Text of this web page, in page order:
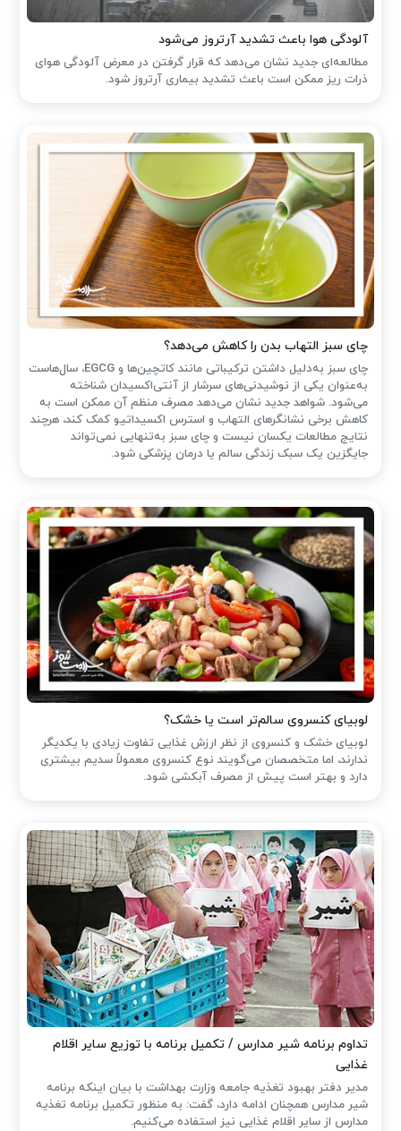
آلودگی هوا باعث تشدید آرتروز می‌شود
مطالعه‌ای جدید نشان می‌دهد که قرار گرفتن در معرض آلودگی هوای
ذرات ریز ممکن است باعث تشدید بیماری آرتروز شود.
چای سبز التهاب بدن را کاهش می‌دهد؟
چای سبز به‌دلیل داشتن ترکیباتی مانند کاتچین‌ها و EGCG، سال‌هاست
به‌عنوان یکی از نوشیدنی‌های سرشار از آنتی‌اکسیدان شناخته
می‌شود. شواهد جدید نشان می‌دهد مصرف منظم آن ممکن است به
کاهش برخی نشانگرهای التهاب و استرس اکسیداتیو کمک کند، هرچند
نتایج مطالعات یکسان نیست و چای سبز به‌تنهایی نمی‌تواند
جایگزین یک سبک زندگی سالم یا درمان پزشکی شود.
لوبیای کنسروی سالم‌تر است یا خشک؟
لوبیای خشک و کنسروی از نظر ارزش غذایی تفاوت زیادی با یکدیگر
ندارند، اما متخصصان می‌گویند نوع کنسروی معمولاً سدیم بیشتری
دارد و بهتر است پیش از مصرف آبکشی شود.
تداوم برنامه شیر مدارس / تکمیل برنامه با توزیع سایر اقلام
غذایی
مدیر دفتر بهبود تغذیه جامعه وزارت بهداشت با بیان اینکه برنامه
شیر مدارس همچنان ادامه‌ دارد، گفت: به منظور تکمیل برنامه تغذیه
مدارس از سایر اقلام غذایی نیز استفاده می‌کنیم.